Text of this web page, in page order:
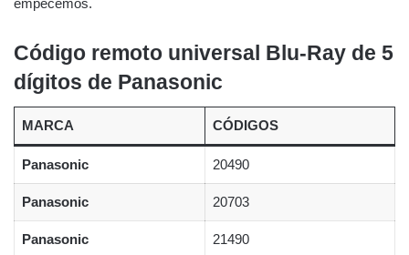
Código remoto universal Blu-Ray de 5
dígitos de Panasonic
MARCA CÓDIGOS
Panasonic 20490
Panasonic 20703
Panasonic 21490